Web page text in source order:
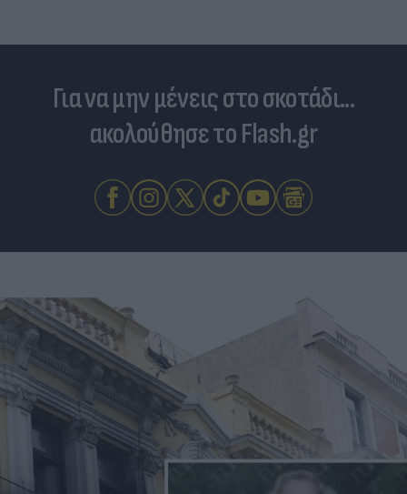
Για να μην μένεις στο σκοτάδι...
ακολούθησε το Flash.gr